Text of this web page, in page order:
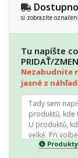
si zobrazíte
Tu napíšte
PRIDAŤ/
Nezabudnite
jasné z